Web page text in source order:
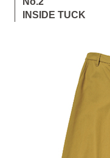
INSIDE TUCK